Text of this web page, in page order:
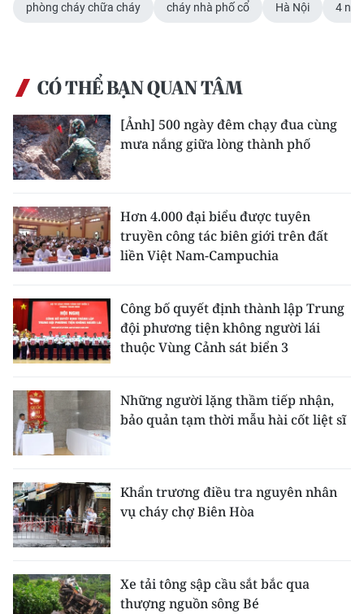
Duyên hải Nam Trung Bộ và Tây
Đồng bằng sông Cửu Long
Chuyên trang Hà Nội
Chuyên trang TP. Hồ Chí Minh
CHUYÊN ĐỀ
CÁC CHUYÊN TRANG
VỀ BÁO NHÂN DÂN
THỜI NAY
NHÂN DÂN HẰNG THÁNG
MUA BÁO
ĐỌC BÁO IN
ENGLISH
中文
phòng cháy chữa cháy cháy nhà phố cổ Hà Nội 4
CÓ THỂ BẠN QUAN TÂM
[Ảnh] 500 ngày đêm chạy đua cùng
mưa nắng giữa lòng thành phố
Hơn 4.000 đại biểu được tuyên
truyền công tác biên giới trên đất
liền Việt Nam-Campuchia
Công bố quyết định thành lập Trung
đội phương tiện không người lái
thuộc Vùng Cảnh sát biển 3
Những người lặng thầm tiếp nhận,
bảo quản tạm thời mẫu hài cốt liệt sĩ
Khẩn trương điều tra nguyên nhân
vụ cháy chợ Biên Hòa
Xe tải tông sập cầu sắt bắc qua
thượng nguồn sông Bé